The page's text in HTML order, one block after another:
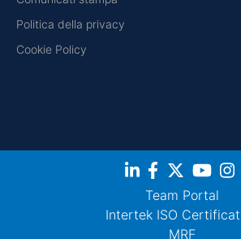
Politica della privacy
Cookie Policy
Team Portal
Intertek ISO
MRF